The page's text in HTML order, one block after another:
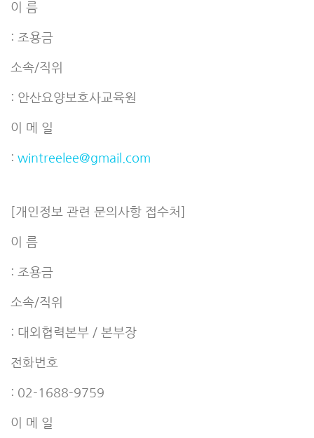
이 름
: 조용금
소속/직위
: 안산요양보호사교육원
이 메 일
: wintreelee@gmail.com
[개인정보 관련 문의사항 접수처]
이 름
: 조용금
소속/직위
: 대외협력본부 / 본부장
전화번호
: 02-1688-9759
이 메 일